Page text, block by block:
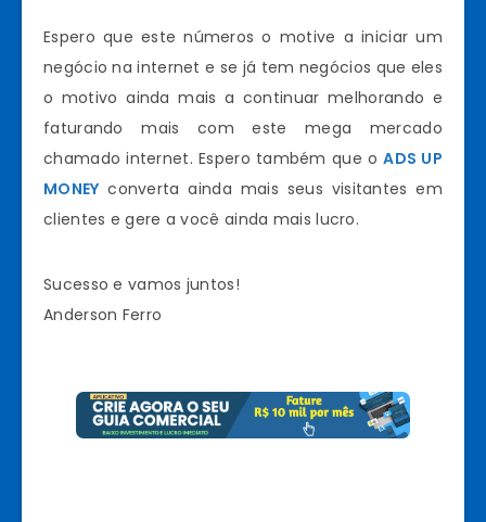
Espero que este números o motive a iniciar um
negócio na internet e se já tem negócios que eles
o motivo ainda mais a continuar melhorando e
faturando mais com este mega mercado
chamado internet. Espero também que oADS UP
MONEY converta ainda mais seus visitantes em
clientes e gere a você ainda mais lucro.
Sucesso e vamos juntos!
Anderson Ferro